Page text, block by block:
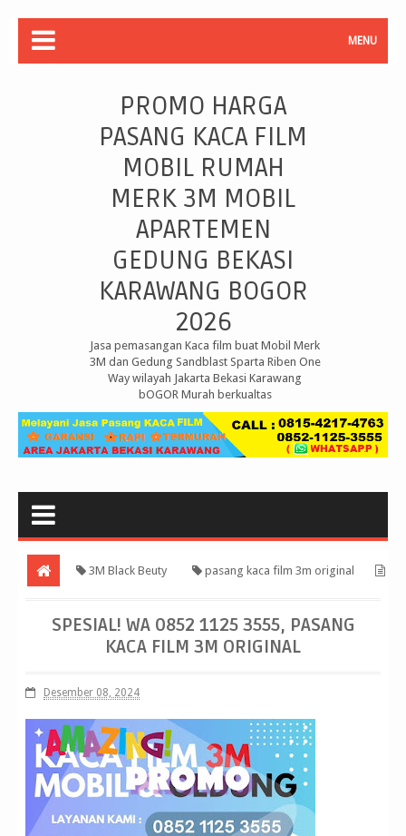
MENU
PROMO HARGA
PASANG KACA FILM
MOBIL RUMAH
MERK 3M MOBIL
APARTEMEN
GEDUNG BEKASI
KARAWANG BOGOR
2026
Jasa pemasangan Kaca film buat Mobil Merk
3M dan Gedung Sandblast Sparta Riben One
Way wilayah Jakarta Bekasi Karawang
bOGOR Murah berkualtas
3M Black Beuty pasang kaca film 3m original
SPESIAL! WA 0852 1125 3555, PASANG
KACA FILM 3M ORIGINAL
Desember 08, 2024